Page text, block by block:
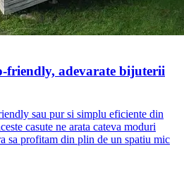
friendly, adevarate bijuterii
sau pur si simplu eficiente din
casute ne arata cateva moduri
sa profitam din plin de un spatiu mic